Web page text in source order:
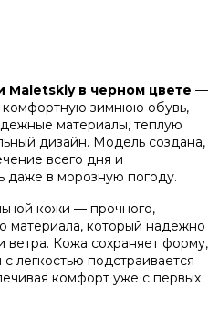
в черном цвете —
комфортную зимнюю обувь,
материалы, теплую
дизайн. Модель создана,
всего дня и
даже в морозную погоду.
кожи — прочного,
материала, который надежно
ветра. Кожа сохраняет форму,
легкостью подстраивается
комфорт уже с первых